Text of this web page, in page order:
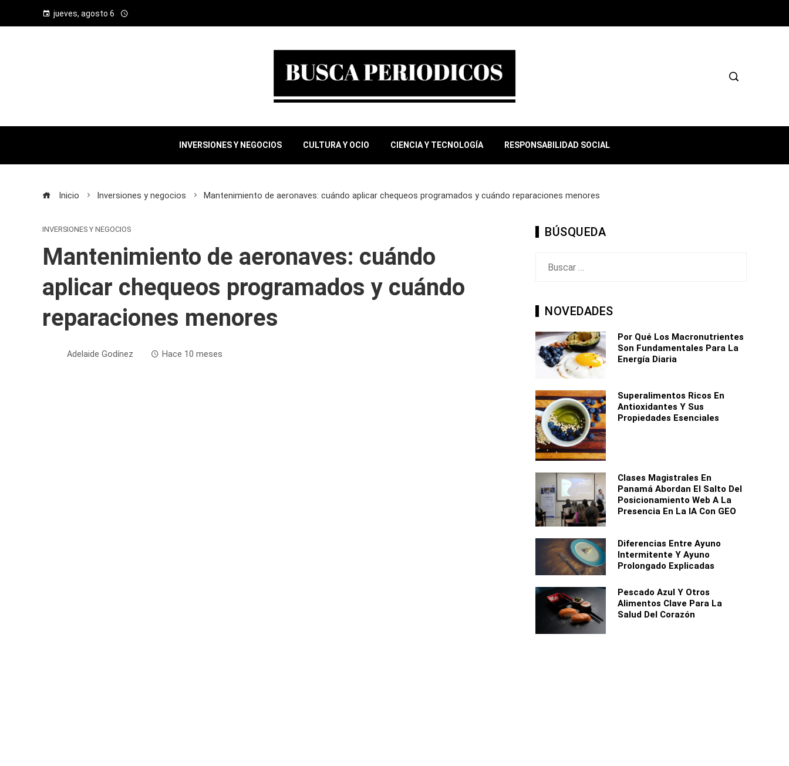
jueves, agosto 6
INVERSIONES Y NEGOCIOS CULTURA Y OCIO CIENCIA Y TECNOLOGÍA RESPONSABILIDAD SOCIAL
Inicio Inversiones y negocios Mantenimiento de aeronaves: cuándo aplicar chequeos programados y cuándo reparaciones menores
INVERSIONES Y NEGOCIOS
Mantenimiento de aeronaves: cuándo
aplicar chequeos programados y cuándo
reparaciones menores
Adelaide Godínez Hace 10 meses
BÚSQUEDA
NOVEDADES
Por Qué Los Macronutrientes
Son Fundamentales Para La
Energía Diaria
Superalimentos Ricos En
Antioxidantes Y Sus
Propiedades Esenciales
Clases Magistrales En
Panamá Abordan El Salto Del
Posicionamiento Web A La
Presencia En La IA Con GEO
Diferencias Entre Ayuno
Intermitente Y Ayuno
Prolongado Explicadas
Pescado Azul Y Otros
Alimentos Clave Para La
Salud Del Corazón